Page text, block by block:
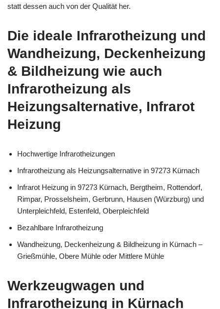
statt dessen auch von der Qualität her.
Die ideale Infrarotheizung und
Wandheizung, Deckenheizung
& Bildheizung wie auch
Infrarotheizung als
Heizungsalternative, Infrarot
Heizung
Hochwertige Infrarotheizungen
Infrarotheizung als Heizungsalternative in 97273 Kürnach
Infrarot Heizung in 97273 Kürnach, Bergtheim, Rottendorf,
Rimpar, Prosselsheim, Gerbrunn, Hausen (Würzburg) und
Unterpleichfeld, Estenfeld, Oberpleichfeld
Bezahlbare Infrarotheizung
Wandheizung, Deckenheizung & Bildheizung in Kürnach –
Grießmühle, Obere Mühle oder Mittlere Mühle
Werkzeugwagen und
Infrarotheizung in Kürnach